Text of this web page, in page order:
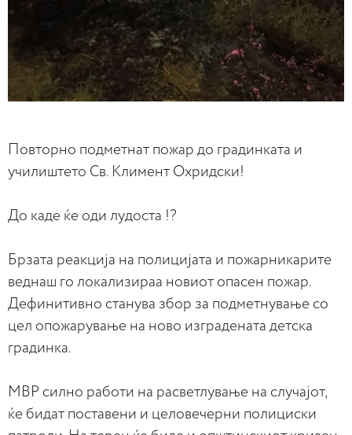
Повторно подметнат пожар до градинката и
училиштето Св. Климент Охридски!
До каде ќе оди лудоста !?
Брзата реакција на полицијата и пожарникарите
веднаш го локализираа новиот опасен пожар.
Дефинитивно станува збор за подметнување со
цел опожарување на ново изградената детска
градинка.
МВР силно работи на расветлување на случајот,
ќе бидат поставени и целовечерни полициски